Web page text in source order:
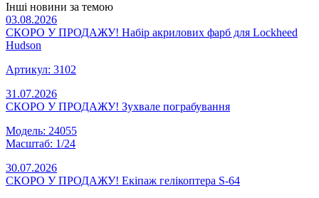
Інші новини за темою
03.08.2026
СКОРО У ПРОДАЖУ! Набір акрилових фарб для Lockheed
Hudson
Артикул: 3102
31.07.2026
СКОРО У ПРОДАЖУ! Зухвале пограбування
Модель: 24055
Масштаб: 1/24
30.07.2026
СКОРО У ПРОДАЖУ! Екіпаж гелікоптера S-64